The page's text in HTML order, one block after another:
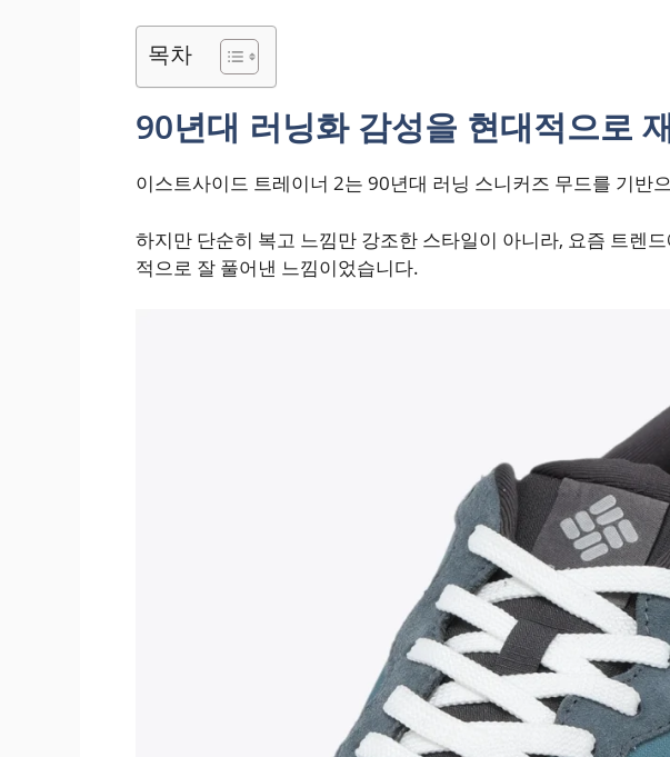
목차
90년대 러닝화 감성을 현대적으로
이스트사이드 트레이너 2는 90년대 러닝 스니커즈 무드를 기반
하지만 단순히 복고 느낌만 강조한 스타일이 아니라, 요즘 트렌
적으로 잘 풀어낸 느낌이었습니다.